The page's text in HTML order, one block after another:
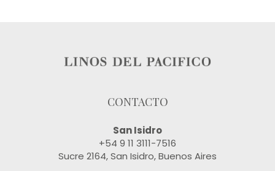
CONTACTO
San Isidro
+54 9 11 3111-7516
Sucre 2164, San Isidro, Buenos Aires